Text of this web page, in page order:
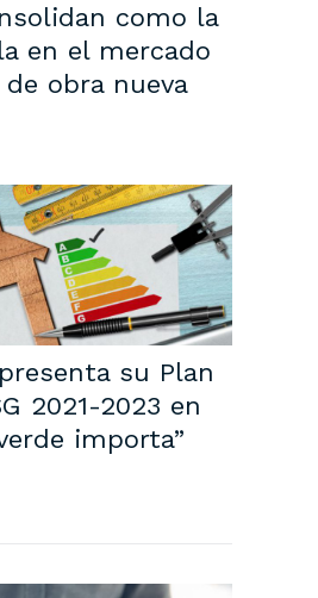
como la
en el mercado
obra nueva
su Plan
2021-2023 en
importa”